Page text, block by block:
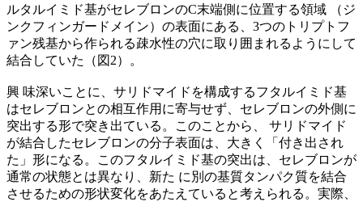
ルタルイミド基がセレブロンのC末端側に位置する領域 （ジ
ンクフィンガードメイン）の表面にある、3つのトリプトフ
ァン残基から作られる疎水性の穴に取り囲まれるようにして
結合していた（図2）。
興 味深いことに、サリドマイドを構成するフタルイミド基
はセレブロンとの相互作用に寄与せず、セレブロンの外側に
突出する形で突き出ている。このことから、 サリドマイド
が結合したセレブロンの分子表面は、大きく「付き出され
た」形になる。このフタルイミド基の突出は、セレブロンが
通常の状態とは異なり、新た に別の基質タンパク質を結合
させるための形状変化をあたえていると考えられる。実際、